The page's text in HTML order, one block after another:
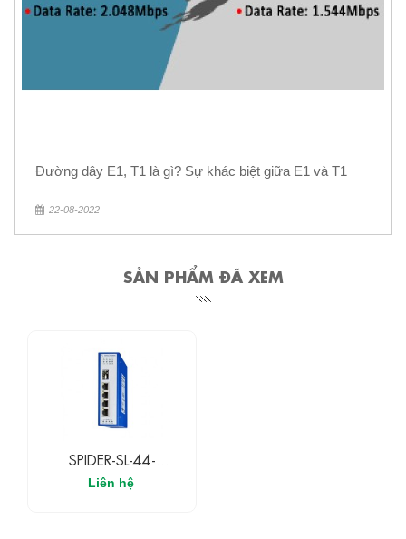
Đường dây E1, T1 là gì? Sự khác biệt giữa E1 và T1
22-08-2022
SẢN PHẨM ĐÃ XEM
SPIDER-SL-44-
05T1O69999TY9HHH
H Hirschmann Switch
Liên hệ